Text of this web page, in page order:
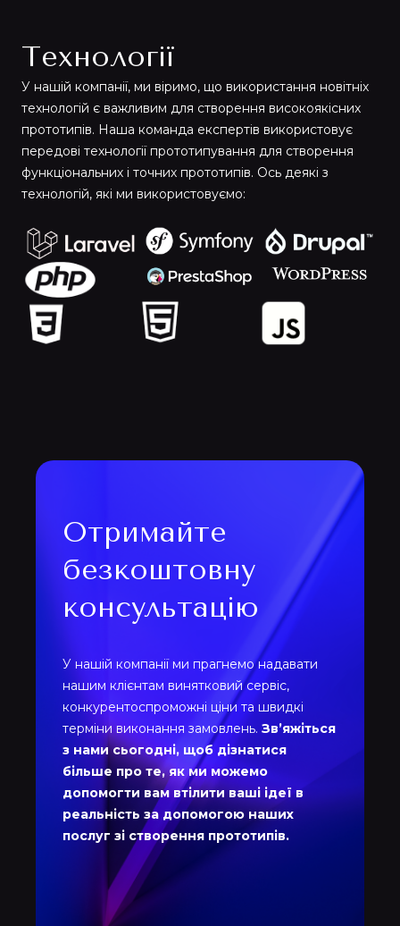
Технології
У нашій компанії, ми віримо, що використання новітніх
технологій є важливим для створення високоякісних
прототипів. Наша команда експертів використовує
передові технології прототипування для створення
функціональних і точних прототипів. Ось деякі з
технологій, які ми використовуємо:
Отримайте
безкоштовну
консультацію
У нашій компанії ми прагнемо надавати
нашим клієнтам винятковий сервіс,
конкурентоспроможні ціни та швидкі
терміни виконання замовлень. Зв’яжіться
з нами сьогодні, щоб дізнатися
більше про те, як ми можемо
допомогти вам втілити ваші ідеї в
реальність за допомогою наших
послуг зі створення прототипів.